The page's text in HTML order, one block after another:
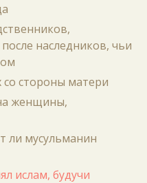
наследников, чьи
со стороны матери
женщины,
ли мусульманин
ислам, будучи